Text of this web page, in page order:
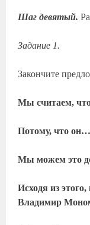
Шаг девятый.
Задание 1.
Закончите
Мы считаем,
Потому, что он…
Мы можем это
Исходя из
Владимир